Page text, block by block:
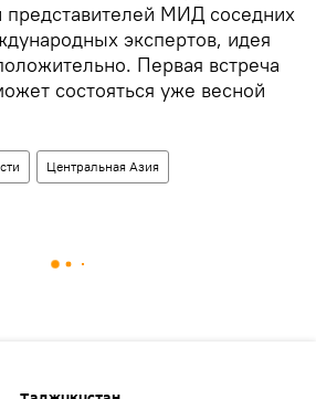
представителей МИД соседних
экспертов, идея
Первая встреча
состояться уже весной
Центральная Азия